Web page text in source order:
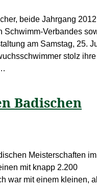
beide Jahrgang
Schwimm-Verbandes
am Samstag, 25.
stolz ihre
Badischen
Meisterschaften im
mit knapp 2.200
war mit einem kleinen,